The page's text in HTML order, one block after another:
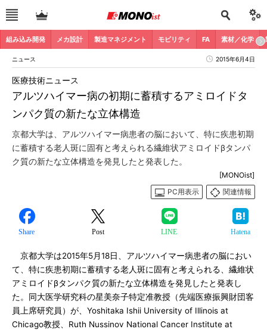
組み込み開発 メカ設計 製造マネジメント モビリティ FA 素材／化学
ニュース 2015年6月4日
アルツハイマー病の初期に蓄積するアミロイドタ
ンパク質の新たな立体構造
医療技術ニュース
京都大学は、アルツハイマー病患者の脳において、特に疾患初期
に蓄積する老人斑に固有と考えられる繊維状アミロイドβタンパ
ク質の新たな立体構造を発見したと発表した。
[MONOist]
PC用表示
関連情報
Share Post LINE Hatena
京都大学は2015年5月18日、アルツハイマー病患者の脳におい
て、特に疾患初期に蓄積する老人斑に固有と考えられる、繊維状
アミロイドβタンパク質の新たな立体構造を発見したと発表し
た。同大医学研究科の星美奈子特定准教授（先端医療振興財団客
員上席研究員）が、Yoshitaka Ishii University of Illinois at
Chicago教授、Ruth Nussinov National Cancer Institute at